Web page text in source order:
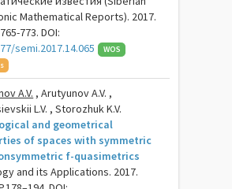
Mathematical Reports). 2017.
773. DOI:
semi.2017.14.065
WOS
A.V. , Arutyunov A.V. ,
L.V. , Storozhuk K.V.
and geometrical
of spaces with symmetric
f-quasimetrics
and its Applications. 2017.